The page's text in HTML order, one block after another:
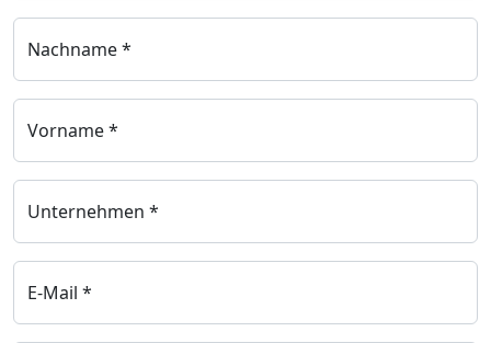
Nachname *
Vorname *
Unternehmen *
E-Mail *